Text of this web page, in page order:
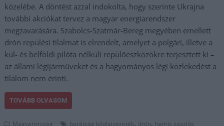
közelébe. A döntést azzal indokolta, hogy szerinte Ukrajna
további akciókat tervez a magyar energiarendszer
megzavarására. Szabolcs-Szatmár-Bereg megyében emellett
drón repülési tilalmat is elrendelt, amelyet a polgári, illetve a
kül- és belföldi pilóta nélküli repülőeszközökre terjesztett ki –
az állami légijárműveket és a hagyományos légi közlekedést a
tilalom nem érinti.
TOVÁBB OLVASOM
Magyarország barátság kőolajvezeték, drón, hamis zászlós